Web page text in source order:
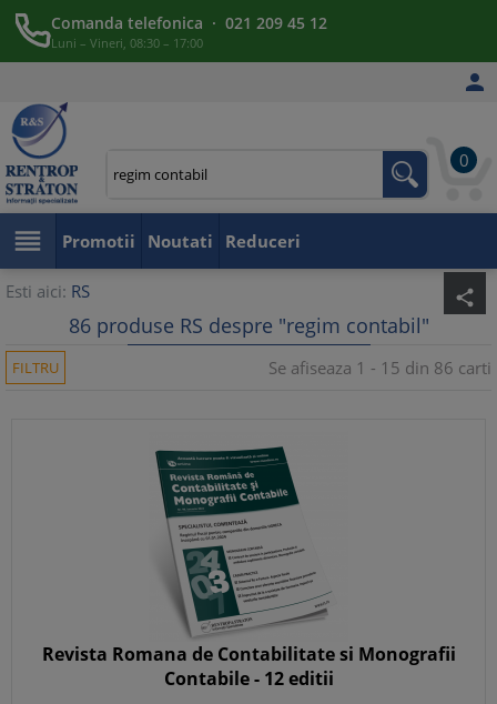
Comanda telefonica · 021 209 45 12
Luni – Vineri, 08:30 – 17:00

0
 Promotii Noutati Reduceri
Esti aici: RS share
86 produse RS despre "regim contabil"
FILTRU Se afiseaza 1 - 15 din 86 carti
Revista Romana de Contabilitate si Monografii
Contabile - 12 editii